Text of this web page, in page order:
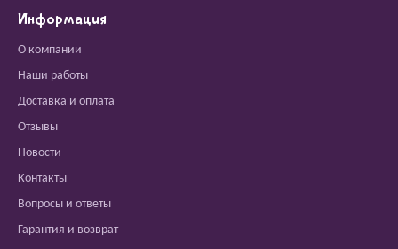
Информация
О компании
Наши работы
Доставка и оплата
Отзывы
Новости
Контакты
Вопросы и ответы
Гарантия и возврат